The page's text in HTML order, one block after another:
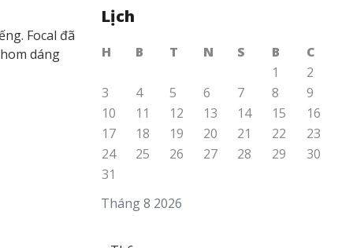
Focal đã
dáng
Lịch
Tháng 8 2026
H B T N S B
C
1
2
3
4 5 6 7 8
9
10
11 12 13 14 15
16
17
18 19 20 21 22
23
24
25 26 27 28 29
30
31